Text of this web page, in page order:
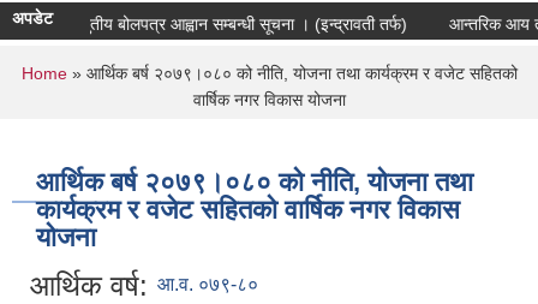
अपडेटविद्युतीय बोलपत्र आह्वान सम्बन्धी सूचना । (इन्द्रावती तर्फ) आन्तरिक आय
You are here
Home» आर्थिक बर्ष २०७९।०८० को नीति, योजना तथा कार्यक्रम र वजेट सहितको
वार्षिक नगर विकास योजना
आर्थिक बर्ष २०७९।०८० को नीति, योजना तथा
कार्यक्रम र वजेट सहितको वार्षिक नगर विकास
योजना
आर्थिक वर्ष: आ.व. ०७९-८०